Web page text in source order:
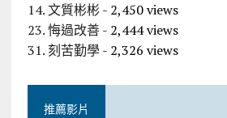
14. 文質彬彬 - 2,450 views
23. 悔過改善- 2,444 views
31. 刻苦勤學- 2,326 views
推薦影片